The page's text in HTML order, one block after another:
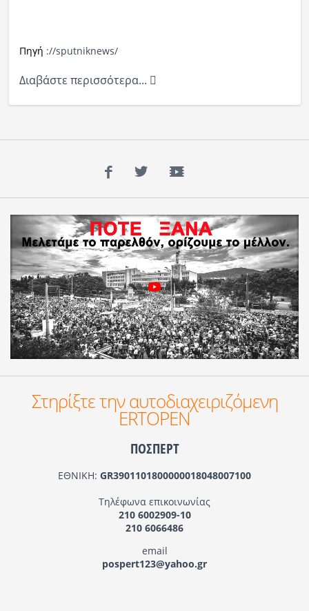
Πηγή ://sputniknews/
Διαβάστε περισσότερα...
Facebook
TwitterYouTube
Στηρίξτε την αυτοδιαχειριζόμενη
ERTOPEN
ΠΟΣΠΕΡΤ
ΕΘΝΙΚΗ: GR3901101800000018048007100
Τηλέφωνα επικοινωνίας
210 6002909-10
210 6066486
email
pospert123@yahoo.gr